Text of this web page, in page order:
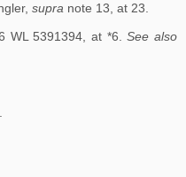
supra note 13, at 23.
WL 5391394, at *6.See also